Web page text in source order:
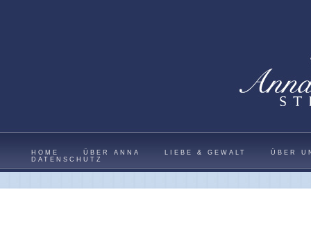
HOME ÜBER ANNA LIEBE & GEWALT
ÜBER
DATENSCHUTZ